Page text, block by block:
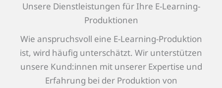
Unsere Dienstleistungen für Ihre E-Learning-
Produktionen
Wie anspruchsvoll eine E-Learning-Produktion
ist, wird häufig unterschätzt. Wir unterstützen
unsere Kund:innen mit unserer Expertise und
Erfahrung bei der Produktion von